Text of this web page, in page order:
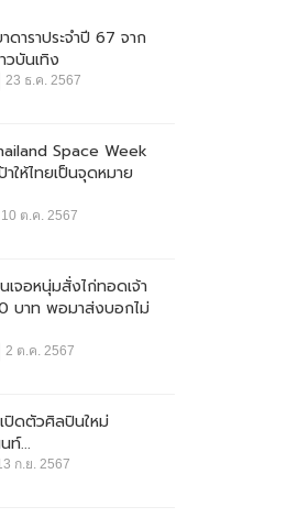
ดาราประจำปี 67 จาก
วบันเทิง
23 ธ.ค. 2567
Space Week
ให้ไทยเป็นจุดหมาย
10 ต.ค. 2567
เจอหนุ่มสั่งไก่ทอดเจ้า
บาท พอมาส่งบอกไม่
2 ต.ค. 2567
เปิดตัวศิลปินใหม่
ท์...
ก.ย. 2567